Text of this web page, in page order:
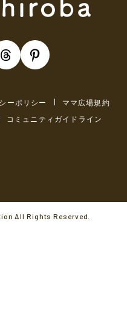
ーポリシー
ママ広場規約
コミュニティガイドライン
All Rights Reserved.